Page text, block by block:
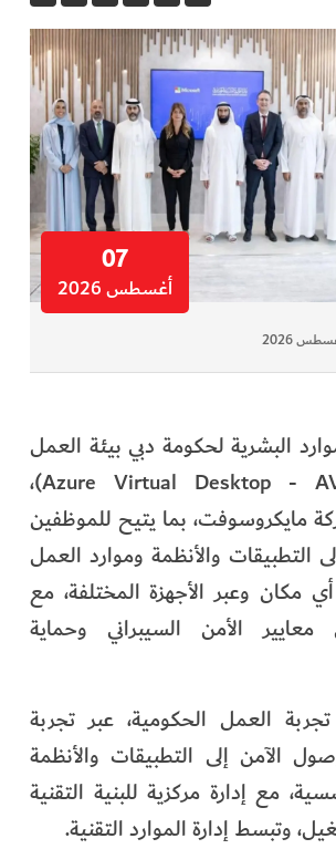
07
أغسطس 2026
البشرية لحكومة دبي بيئة العمل
الافتراضية (Azure Virtual Desktop - AVD)،
مايكروسوفت، بما يتيح للموظفين
التطبيقات والأنظمة وموارد العمل
مكان وعبر الأجهزة المختلفة، مع
الأمن السيبراني وحماية
العمل الحكومية، عبر تجربة
الآمن إلى التطبيقات والأنظمة
مع إدارة مركزية للبنية التقنية
وتبسط إدارة الموارد التقنية.